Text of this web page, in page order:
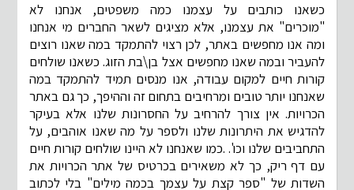
כשאנו כותבים על עצמנו כמה משפטים, אנחנו לא
"מוכרים" את עצמנו, אלא מציגים לשאר החברים מי אנחנו
ומה אנו מחפשים באתר, לכן רצוי להתמקד במה שאנו רוצים
להעביר ובמה שאנו מחפשים אצל בן\בת הזוג. כשאנו שולחים
קורות חיים למקום עבודה, אנו מנסים תמיד להתמקד במה
שאנחנו יותר טובים ומרחיבים בתחום זה וההיפך, כך גם באתר
הכרויות. אין צורך להרחיב על החסרונות שלנו אלא בעיקר
להדגיש את היתרונות שלנו ולספר על מה שאנו אוהבים, על
התחביבים שלנו וכו'. .כמו שאנחנו לא היינו שולחים קורות חיים
עם דף ריק, כך לא משאירים בכרטיס של אתר הכרויות את
השדות של "ספר קצת על עצמך בכמה מילים" בלי לכתוב